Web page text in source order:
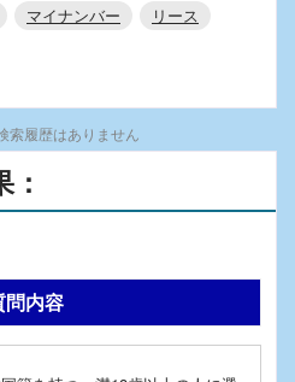
マイナンバー
リース
索履歴はありません
問内容